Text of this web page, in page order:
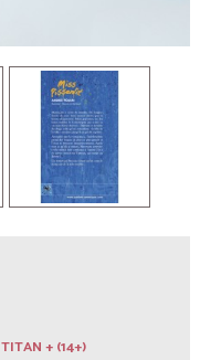
TITAN + (14+)